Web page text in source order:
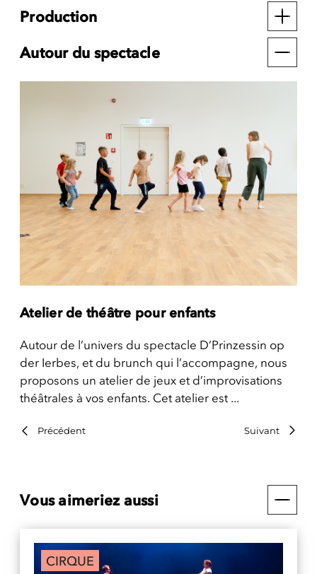
Production
Autour du spectacle
Atelier de théâtre pour enfants
Autour de l’univers du spectacle D’Prinzessin op
der Ierbes, et du brunch qui l’accompagne, nous
proposons un atelier de jeux et d’improvisations
théâtrales à vos enfants. Cet atelier est ...
Précédent Suivant
Vous aimeriez aussi
CIRQUE